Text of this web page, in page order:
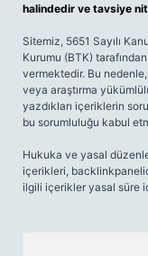
halindedir ve tavsiye
Sitemiz, 5651 Sayılı
Kurumu (BTK)
vermektedir. Bu
veya araştırma
yazdıkları içeriklerin
bu sorumluluğu kabul
Hukuka ve yasal
içerikleri,
ilgili içerikler yasal süre